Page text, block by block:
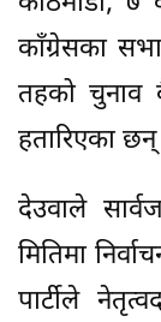
काँग्रेसका
तहको चुनाव
हतारिएका छन्
देउवाले
मितिमा
पार्टीले